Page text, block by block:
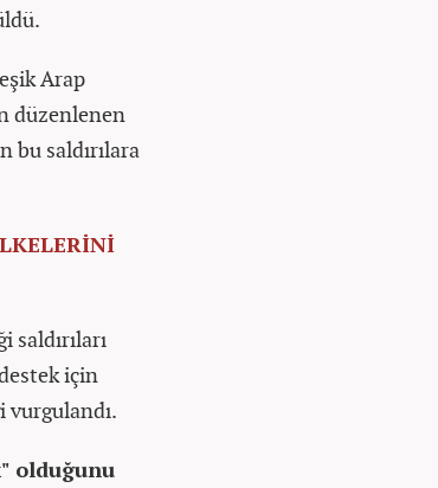
Arap
düzenlenen
bu saldırılara
için
olduğunu